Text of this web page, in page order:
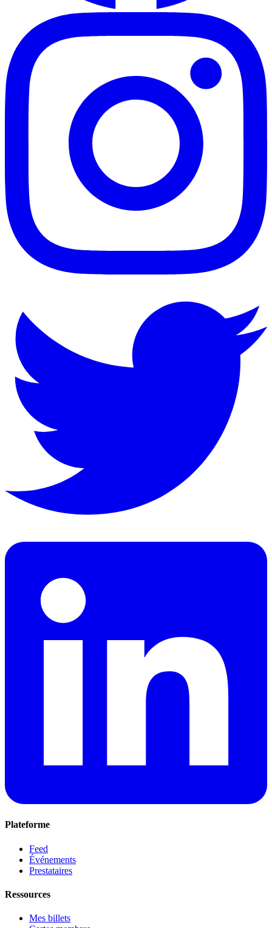
Plateforme
Feed
Événements
Prestataires
Ressources
Mes billets